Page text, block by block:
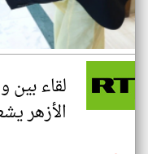
لقاء
الأزهر